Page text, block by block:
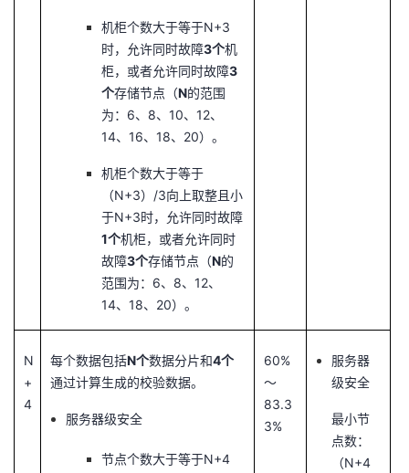
机柜个数大于等于N+3
时，允许同时故障3个机
柜，或者允许同时故障3
个存储节点（N的范围
为：6、8、10、12、
14、16、18、20）。
机柜个数大于等于
（N+3）/3向上取整且小
于N+3时，允许同时故障
1个机柜，或者允许同时
故障3个存储节点（N的
范围为：6、8、12、
14、18、20）。
N
+
4
每个数据包括N个数据分片和4个
通过计算生成的校验数据。
服务器级安全
节点个数大于等于N+4
60%
～
83.3
3%
服务器
级安全
最小节
点数：
（N+4